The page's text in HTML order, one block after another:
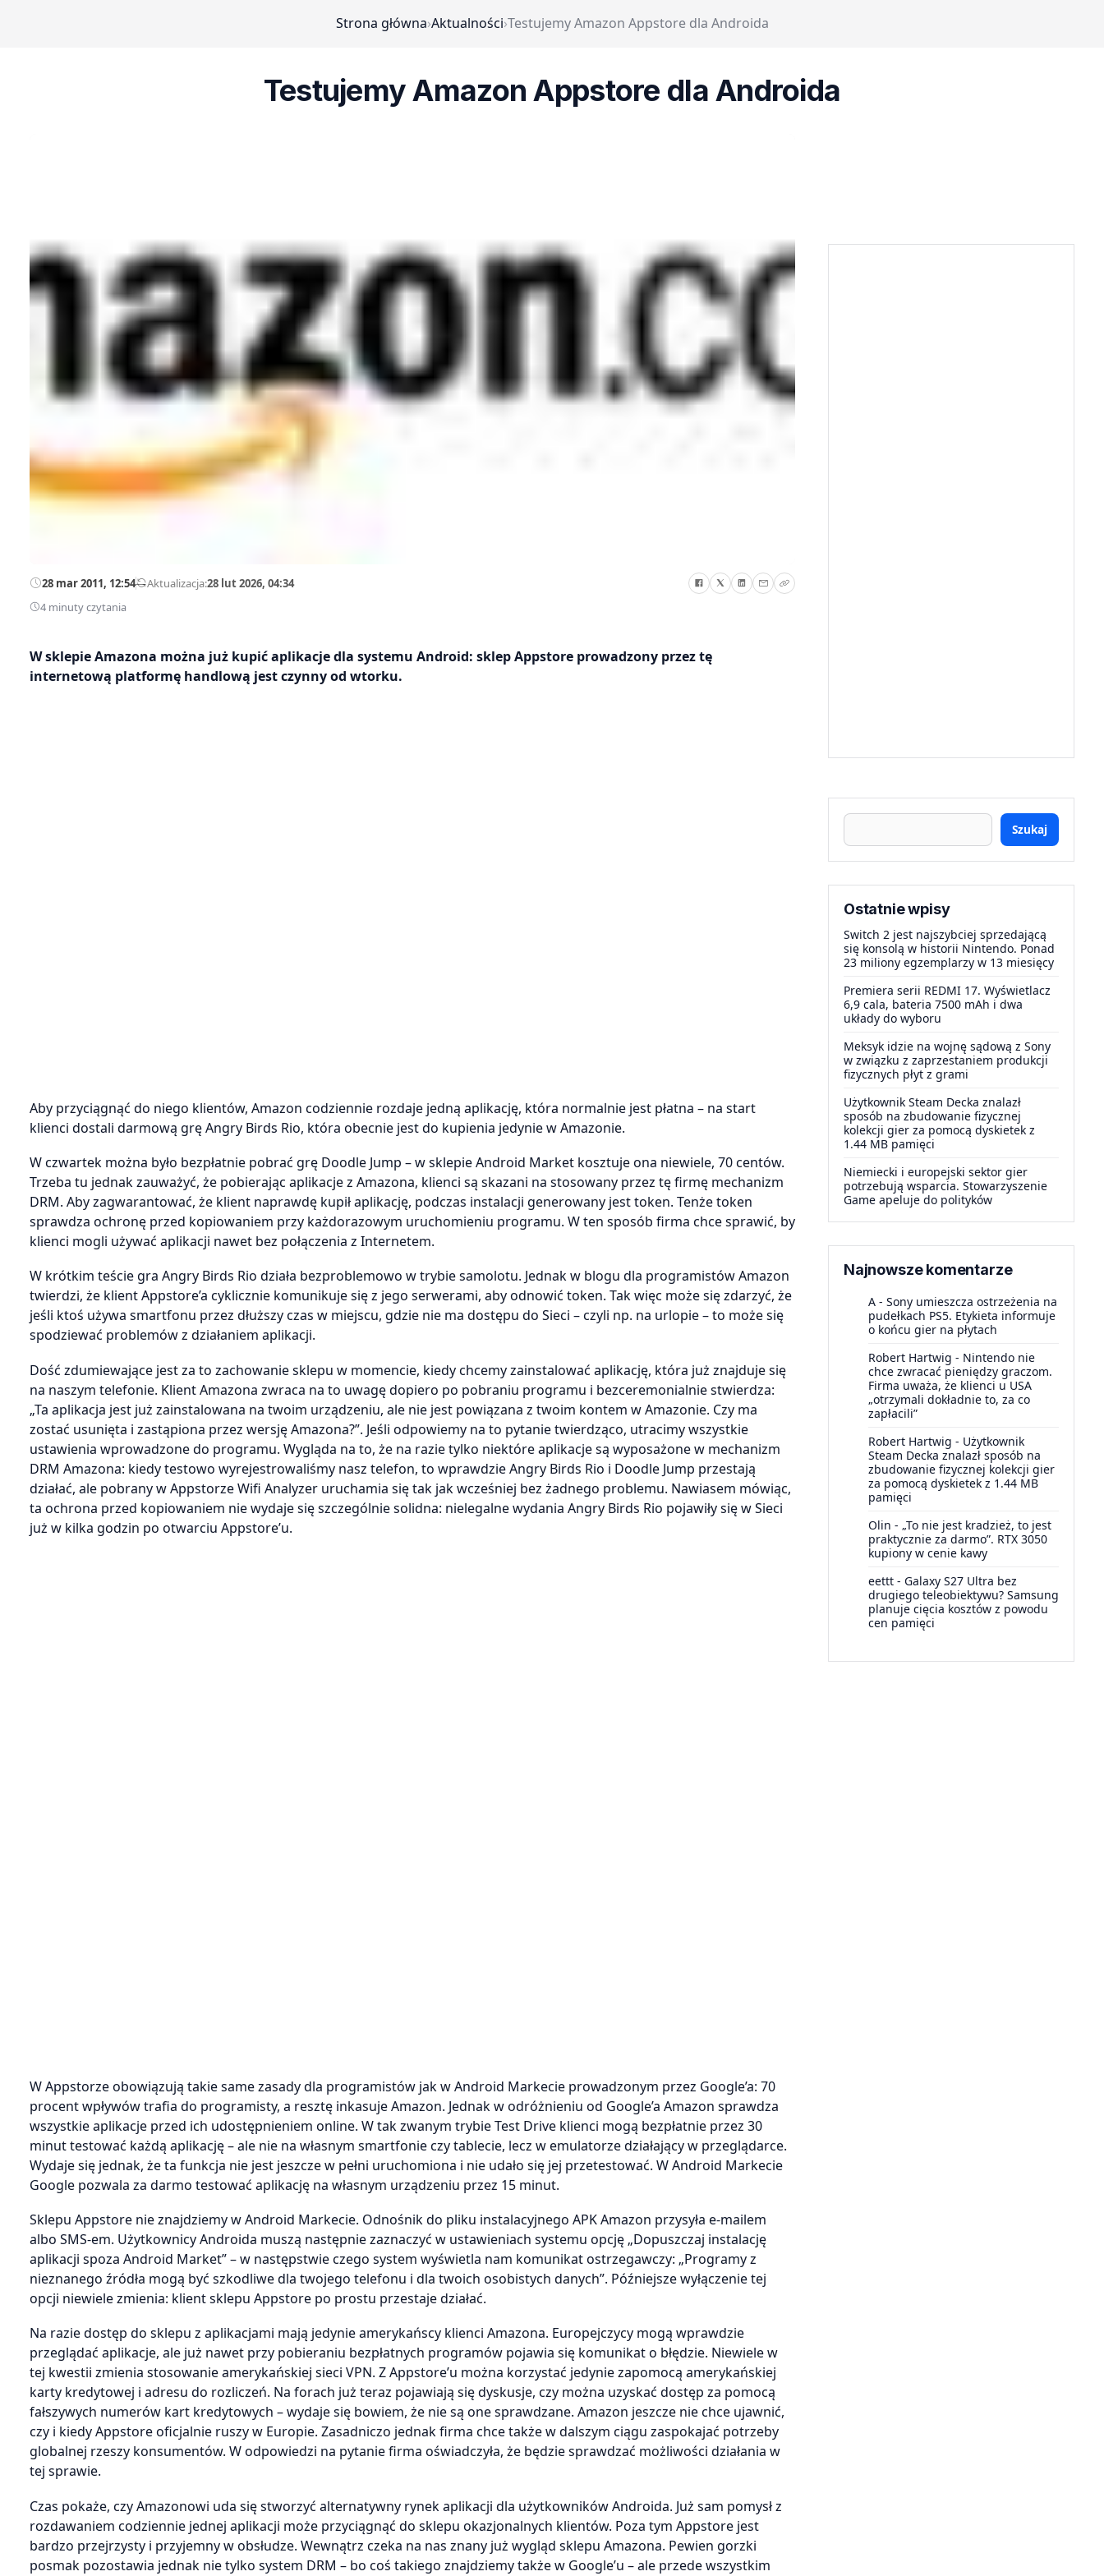
Strona główna›Aktualności›Testujemy Amazon Appstore dla Androida
Testujemy Amazon Appstore dla Androida
28 mar 2011, 12:54—Aktualizacja:28 lut 2026, 04:34
4 minuty czytania
W sklepie Amazona można już kupić aplikacje dla systemu Android: sklep Appstore prowadzony przez tę
internetową platformę handlową jest czynny od wtorku.
Aby przyciągnąć do niego klientów, Amazon codziennie rozdaje jedną aplikację, która normalnie jest płatna – na start
klienci dostali darmową grę Angry Birds Rio, która obecnie jest do kupienia jedynie w Amazonie.
W czwartek można było bezpłatnie pobrać grę Doodle Jump – w sklepie Android Market kosztuje ona niewiele, 70 centów.
Trzeba tu jednak zauważyć, że pobierając aplikacje z Amazona, klienci są skazani na stosowany przez tę firmę mechanizm
DRM. Aby zagwarantować, że klient naprawdę kupił aplikację, podczas instalacji generowany jest token. Tenże token
sprawdza ochronę przed kopiowaniem przy każdorazowym uruchomieniu programu. W ten sposób firma chce sprawić, by
klienci mogli używać aplikacji nawet bez połączenia z Internetem.
W krótkim teście gra Angry Birds Rio działa bezproblemowo w trybie samolotu. Jednak w blogu dla programistów Amazon
twierdzi, że klient Appstore’a cyklicznie komunikuje się z jego serwerami, aby odnowić token. Tak więc może się zdarzyć, że
jeśli ktoś używa smartfonu przez dłuższy czas w miejscu, gdzie nie ma dostępu do Sieci – czyli np. na urlopie – to może się
spodziewać problemów z działaniem aplikacji.
Dość zdumiewające jest za to zachowanie sklepu w momencie, kiedy chcemy zainstalować aplikację, która już znajduje się
na naszym telefonie. Klient Amazona zwraca na to uwagę dopiero po pobraniu programu i bezceremonialnie stwierdza:
„Ta aplikacja jest już zainstalowana na twoim urządzeniu, ale nie jest powiązana z twoim kontem w Amazonie. Czy ma
zostać usunięta i zastąpiona przez wersję Amazona?”. Jeśli odpowiemy na to pytanie twierdząco, utracimy wszystkie
ustawienia wprowadzone do programu. Wygląda na to, że na razie tylko niektóre aplikacje są wyposażone w mechanizm
DRM Amazona: kiedy testowo wyrejestrowaliśmy nasz telefon, to wprawdzie Angry Birds Rio i Doodle Jump przestają
działać, ale pobrany w Appstorze Wifi Analyzer uruchamia się tak jak wcześniej bez żadnego problemu. Nawiasem mówiąc,
ta ochrona przed kopiowaniem nie wydaje się szczególnie solidna: nielegalne wydania Angry Birds Rio pojawiły się w Sieci
już w kilka godzin po otwarciu Appstore’u.
W Appstorze obowiązują takie same zasady dla programistów jak w Android Markecie prowadzonym przez Google’a: 70
procent wpływów trafia do programisty, a resztę inkasuje Amazon. Jednak w odróżnieniu od Google’a Amazon sprawdza
wszystkie aplikacje przed ich udostępnieniem online. W tak zwanym trybie Test Drive klienci mogą bezpłatnie przez 30
minut testować każdą aplikację – ale nie na własnym smartfonie czy tablecie, lecz w emulatorze działający w przeglądarce.
Wydaje się jednak, że ta funkcja nie jest jeszcze w pełni uruchomiona i nie udało się jej przetestować. W Android Markecie
Google pozwala za darmo testować aplikację na własnym urządzeniu przez 15 minut.
Sklepu Appstore nie znajdziemy w Android Markecie. Odnośnik do pliku instalacyjnego APK Amazon przysyła e-mailem
albo SMS-em. Użytkownicy Androida muszą następnie zaznaczyć w ustawieniach systemu opcję „Dopuszczaj instalację
aplikacji spoza Android Market” – w następstwie czego system wyświetla nam komunikat ostrzegawczy: „Programy z
nieznanego źródła mogą być szkodliwe dla twojego telefonu i dla twoich osobistych danych”. Późniejsze wyłączenie tej
opcji niewiele zmienia: klient sklepu Appstore po prostu przestaje działać.
Na razie dostęp do sklepu z aplikacjami mają jedynie amerykańscy klienci Amazona. Europejczycy mogą wprawdzie
przeglądać aplikacje, ale już nawet przy pobieraniu bezpłatnych programów pojawia się komunikat o błędzie. Niewiele w
tej kwestii zmienia stosowanie amerykańskiej sieci VPN. Z Appstore’u można korzystać jedynie zapomocą amerykańskiej
karty kredytowej i adresu do rozliczeń. Na forach już teraz pojawiają się dyskusje, czy można uzyskać dostęp za pomocą
fałszywych numerów kart kredytowych – wydaje się bowiem, że nie są one sprawdzane. Amazon jeszcze nie chce ujawnić,
czy i kiedy Appstore oficjalnie ruszy w Europie. Zasadniczo jednak firma chce także w dalszym ciągu zaspokajać potrzeby
globalnej rzeszy konsumentów. W odpowiedzi na pytanie firma oświadczyła, że będzie sprawdzać możliwości działania w
tej sprawie.
Czas pokaże, czy Amazonowi uda się stworzyć alternatywny rynek aplikacji dla użytkowników Androida. Już sam pomysł z
rozdawaniem codziennie jednej aplikacji może przyciągnąć do sklepu okazjonalnych klientów. Poza tym Appstore jest
bardzo przejrzysty i przyjemny w obsłudze. Wewnątrz czeka na nas znany już wygląd sklepu Amazona. Pewien gorzki
posmak pozostawia jednak nie tylko system DRM – bo coś takiego znajdziemy także w Google’u – ale przede wszystkim
Szukaj
Ostatnie wpisy
Switch 2 jest najszybciej sprzedającą
się konsolą w historii Nintendo. Ponad
23 miliony egzemplarzy w 13 miesięcy
Premiera serii REDMI 17. Wyświetlacz
6,9 cala, bateria 7500 mAh i dwa
układy do wyboru
Meksyk idzie na wojnę sądową z Sony
w związku z zaprzestaniem produkcji
fizycznych płyt z grami
Użytkownik Steam Decka znalazł
sposób na zbudowanie fizycznej
kolekcji gier za pomocą dyskietek z
1.44 MB pamięci
Niemiecki i europejski sektor gier
potrzebują wsparcia. Stowarzyszenie
Game apeluje do polityków
Najnowsze komentarze
A - Sony umieszcza ostrzeżenia na
pudełkach PS5. Etykieta informuje
o końcu gier na płytach
Robert Hartwig - Nintendo nie
chce zwracać pieniędzy graczom.
Firma uważa, że klienci u USA
„otrzymali dokładnie to, za co
zapłacili”
Robert Hartwig - Użytkownik
Steam Decka znalazł sposób na
zbudowanie fizycznej kolekcji gier
za pomocą dyskietek z 1.44 MB
pamięci
Olin - „To nie jest kradzież, to jest
praktycznie za darmo”. RTX 3050
kupiony w cenie kawy
eettt - Galaxy S27 Ultra bez
drugiego teleobiektywu? Samsung
planuje cięcia kosztów z powodu
cen pamięci